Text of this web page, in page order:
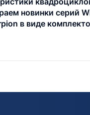
новинки серий
в виде